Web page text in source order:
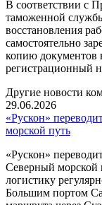
В соответствии с
таможенной
восстановления
самостоятельно
копию документов
регистрационный
Другие новости
29.06.2026
«Рускон»
морской путь
«Рускон»
Северный морской
логистику
Большим портом